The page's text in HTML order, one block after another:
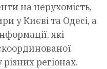
на нерухомість,
у Києві та Одесі, а
які
регіонах.